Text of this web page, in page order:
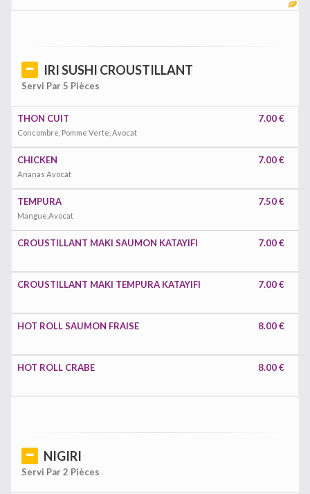
IRI SUSHI CROUSTILLANT
Servi Par 5 Pièces
THON CUIT
Concombre, Pomme Verte, Avocat
7.00 €
CHICKEN
Ananas Avocat
7.00 €
TEMPURA
Mangue,Avocat
7.50 €
CROUSTILLANT MAKI SAUMON KATAYIFI 7.00 €
CROUSTILLANT MAKI TEMPURA KATAYIFI 7.00 €
HOT ROLL SAUMON FRAISE 8.00 €
HOT ROLL CRABE 8.00 €
NIGIRI
Servi Par 2 Pièces